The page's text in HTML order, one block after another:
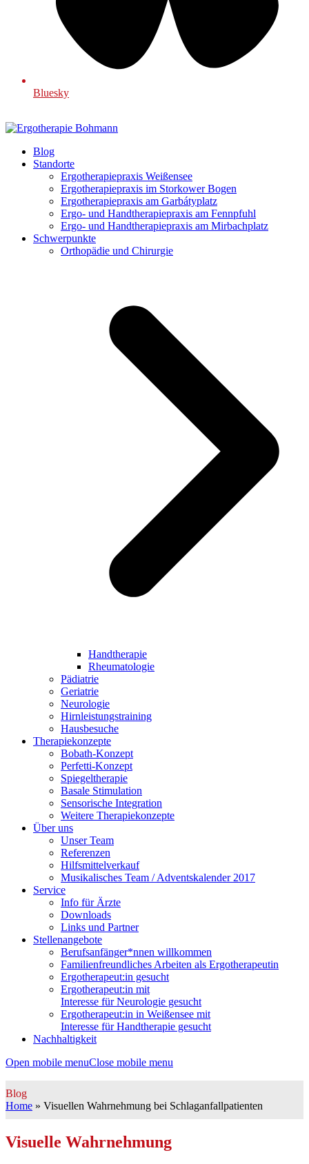
Bluesky
Blog
Standorte
Ergotherapiepraxis Weißensee
Ergotherapiepraxis im Storkower Bogen
Ergotherapiepraxis am Garbátyplatz
Ergo- und Handtherapiepraxis am Fennpfuhl
Ergo- und Handtherapiepraxis am Mirbachplatz
Schwerpunkte
Orthopädie und Chirurgie
Handtherapie
Rheumatologie
Pädiatrie
Geriatrie
Neurologie
Hirnleistungstraining
Hausbesuche
Therapiekonzepte
Bobath-Konzept
Perfetti-Konzept
Spiegeltherapie
Basale Stimulation
Sensorische Integration
Weitere Therapiekonzepte
Über uns
Unser Team
Referenzen
Hilfsmittelverkauf
Musikalisches Team / Adventskalender 2017
Service
Info für Ärzte
Downloads
Links und Partner
Stellenangebote
Berufsanfänger*nnen willkommen
Familienfreundliches Arbeiten als Ergotherapeutin
Ergotherapeut:in gesucht
Ergotherapeut:in mit
Interesse für Neurologie gesucht
Ergotherapeut:in in Weißensee mit
Interesse für Handtherapie gesucht
Nachhaltigkeit
Open mobile menuClose mobile menu
Blog
Home » Visuellen Wahrnehmung bei Schlaganfallpatienten
Visuelle Wahrnehmung